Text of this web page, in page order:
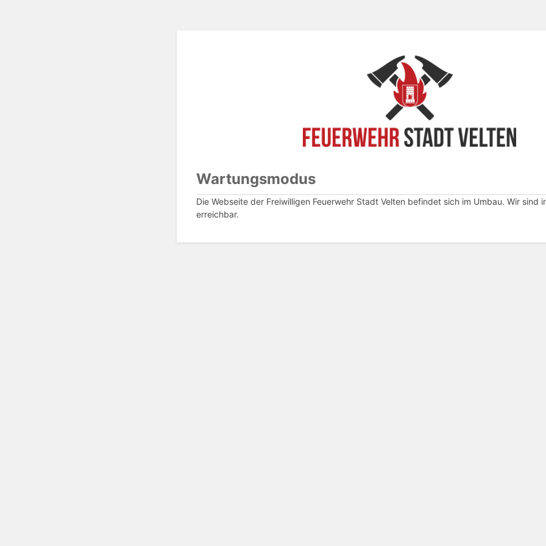
Wartungsmodus
Die Webseite der Freiwilligen Feuerwehr Stadt Velten befindet sich im Umbau. Wir sind
erreichbar.